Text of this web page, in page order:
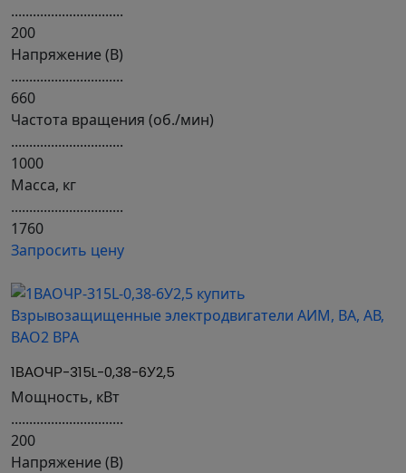
...............................
200
Напряжение (В)
...............................
660
Частота вращения (об./мин)
...............................
1000
Масса, кг
...............................
1760
Запросить цену
1ВАОЧР-315L-0,38-6У2,5
Мощность, кВт
...............................
200
Напряжение (В)